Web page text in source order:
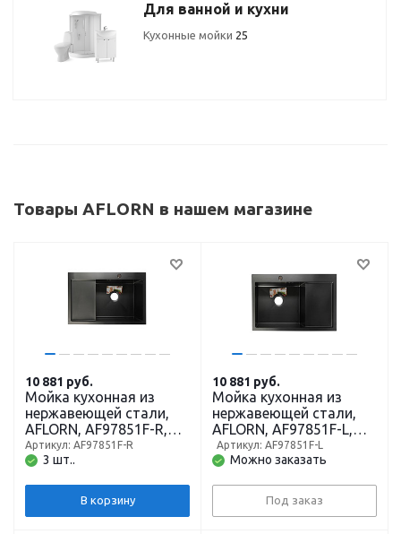
Для ванной и кухни
Кухонные мойки 25
Товары AFLORN в нашем магазине
Мойка кухонная из
нержавеющей стали,
AFLORN, AF97851F-R,
780 x 510 мм, врезная,
правая, толщина 3,0
3 шт..
Артикул: AF97851F-R
10 881 руб.
В корзину
Мойка кухонная из
нержавеющей стали,
AFLORN, AF97851F-L,
780 x 510 мм, врезная,
левая, толщина 3,0 мм,
Можно заказать
Артикул: AF97851F-L
10 881 руб.
Под заказ